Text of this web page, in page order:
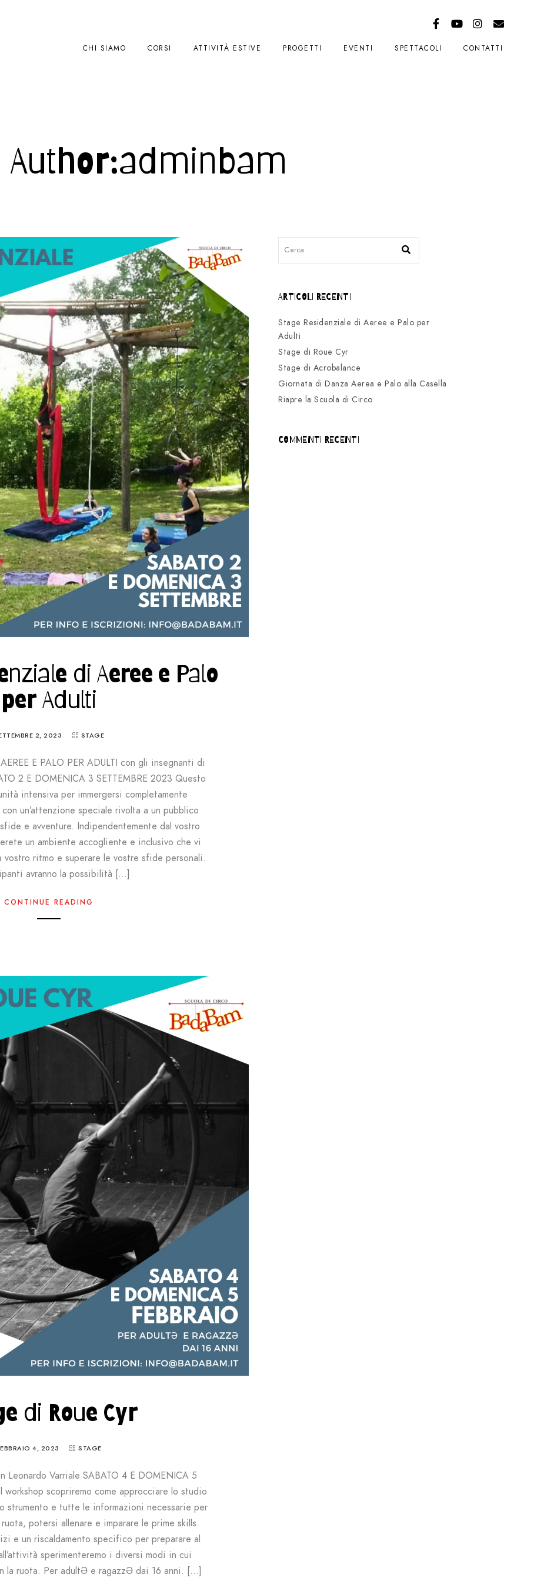
CHI SIAMO CORSI ATTIVITÀ ESTIVE PROGETTI EVENTI SPETTACOLI CONTATTI
Author:adminbam
di Aeree e Palo
per Adulti
2, 2023 STAGE
E PALO PER ADULTI con gli insegnanti di
2 E DOMENICA 3 SETTEMBRE 2023 Questo
intensiva per immergersi completamente
con un’attenzione speciale rivolta a un pubblico
e avventure. Indipendentemente dal vostro
un ambiente accogliente e inclusivo che vi
ritmo e superare le vostre sfide personali.
avranno la possibilità […]
CONTINUE READING
di Roue Cyr
4, 2023 STAGE
Leonardo Varriale SABATO 4 E DOMENICA 5
workshop scopriremo come approcciare lo studio
strumento e tutte le informazioni necessarie per
potersi allenare e imparare le prime skills.
e un riscaldamento specifico per preparare al
sperimenteremo i diversi modi in cui
la ruota. Per adultƏ e ragazzƏ dai 16 anni. […]
ARTICOLI RECENTI
Stage Residenziale di Aeree e Palo per
Adulti
Stage di Roue Cyr
Stage di Acrobalance
Giornata di Danza Aerea e Palo alla Casella
Riapre la Scuola di Circo
COMMENTI RECENTI